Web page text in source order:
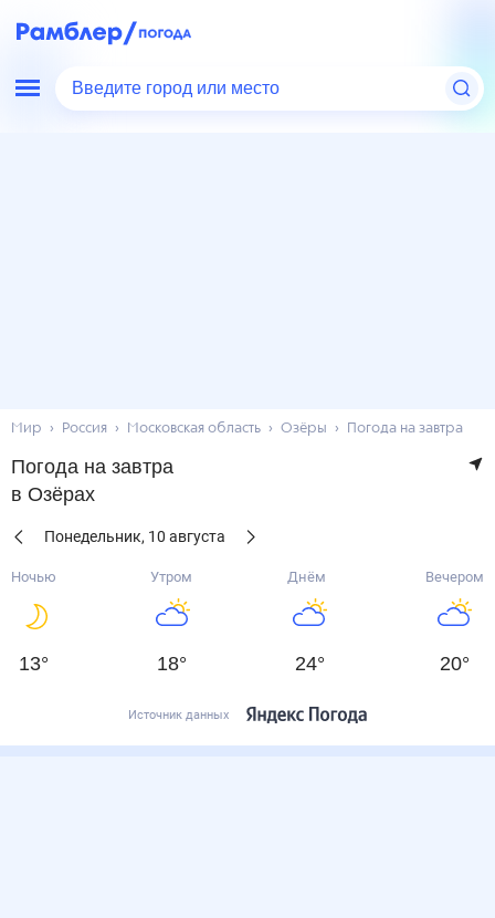
Введите город или место
Мир Россия Московская область Озёры Погода на завтра
Погода на завтра
в Озёрах
Понедельник, 10 августа
Ночью
13°
Утром
18°
Днём
24°
Вечером
20°
Источник данных